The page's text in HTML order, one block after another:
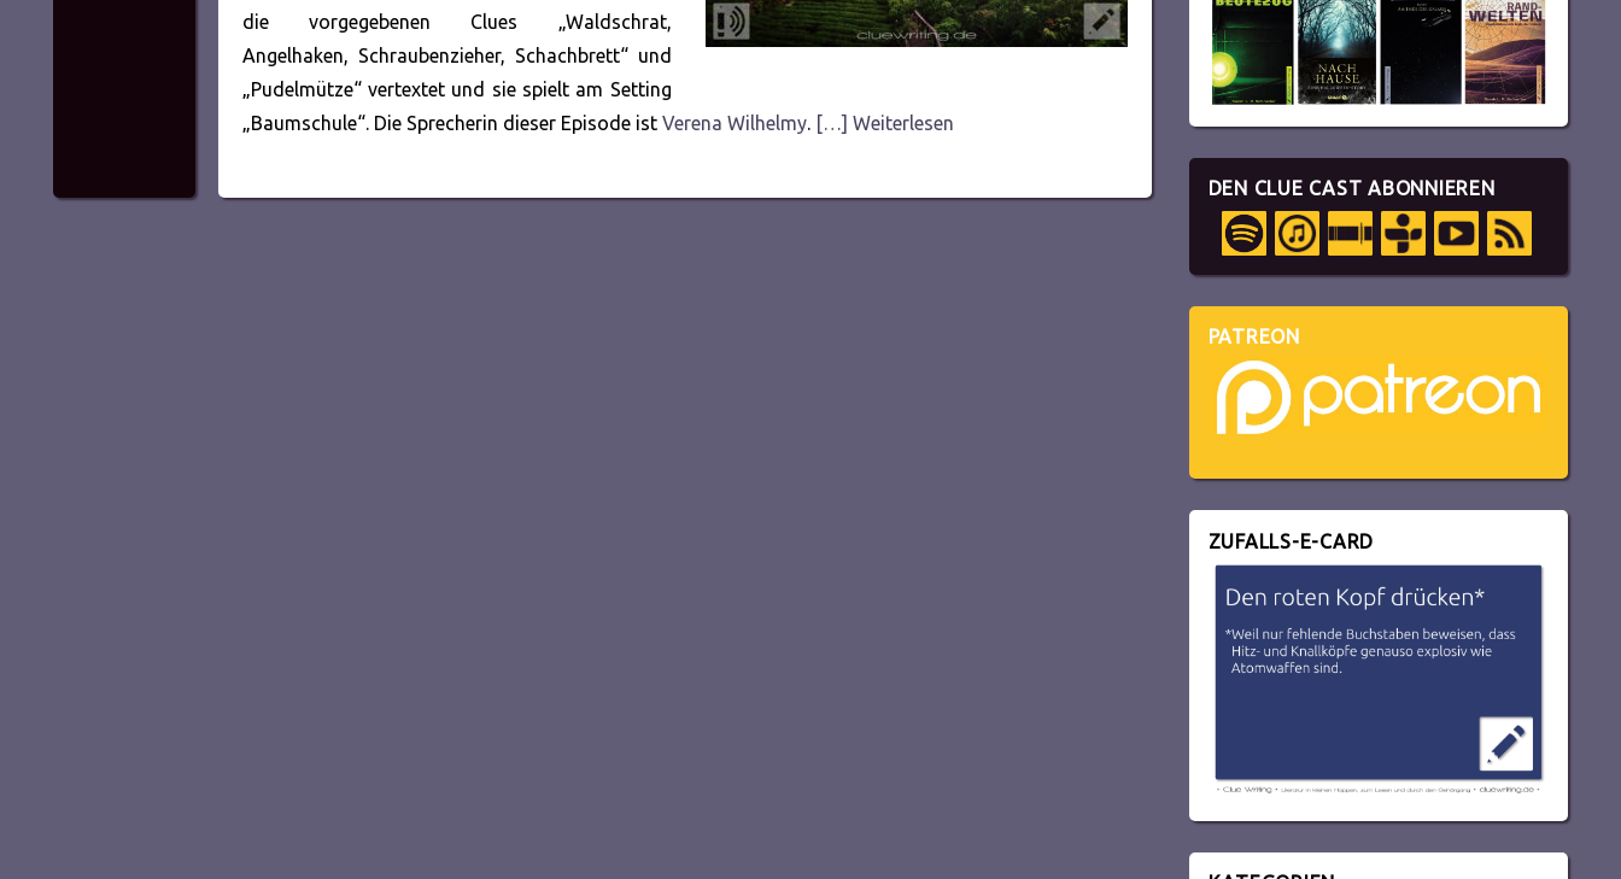
die vorgegebenen Clues „Waldschrat,
Angelhaken, Schraubenzieher, Schachbrett“ und
„Pudelmütze“ vertextet und sie spielt am Setting
„Baumschule“. Die Sprecherin dieser Episode ist Verena Wilhelmy.[…] Weiterlesen
DEN CLUE CAST ABONNIEREN
PATREON
ZUFALLS-E-CARD